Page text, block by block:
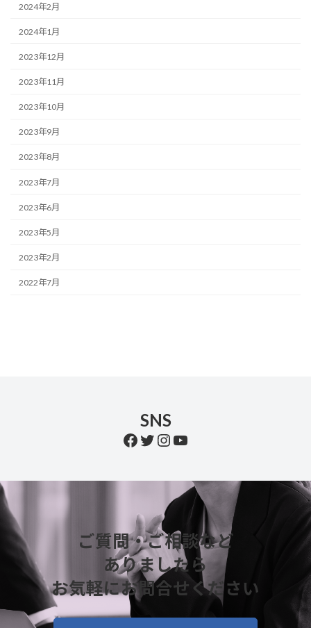
2024年2月
2024年1月
2023年12月
2023年11月
2023年10月
2023年9月
2023年8月
2023年7月
2023年6月
2023年5月
2023年2月
2022年7月
SNS
Facebook
Twitter
Instagram
YouTube
ご質問・ご相談など
ありましたら
お気軽にお問合せください